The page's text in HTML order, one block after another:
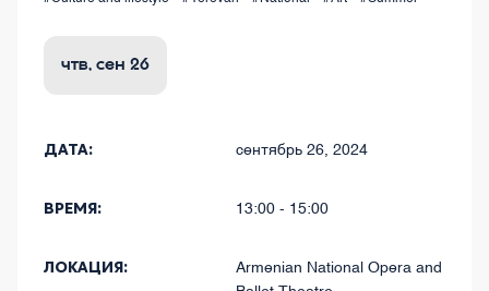
чтв, сен 26
ДАТА: сентябрь 26, 2024
ВРЕМЯ: 13:00 - 15:00
ЛОКАЦИЯ:
Armenian National Opera and